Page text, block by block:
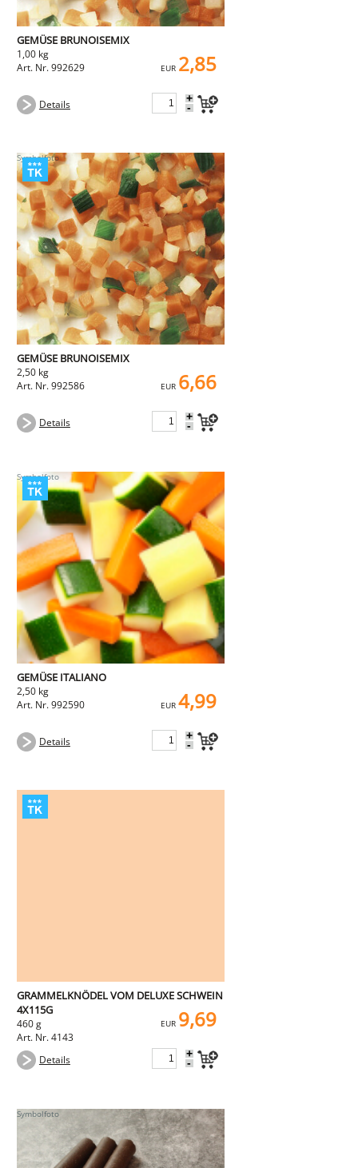
GEMÜSE BRUNOISEMIX
1,00 kg
Art. Nr. 992629
EUR 2,85
Details +
-
GEMÜSE BRUNOISEMIX
2,50 kg
Art. Nr. 992586
EUR 6,66
Details +
-
GEMÜSE ITALIANO
2,50 kg
Art. Nr. 992590
EUR 4,99
Details +
-
GRAMMELKNÖDEL VOM DELUXE SCHWEIN
4X115G
460 g
Art. Nr. 4143
EUR 9,69
Details +
-